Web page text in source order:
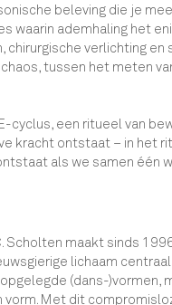
beleving die je
waarin ademhaling het
verlichting en
tussen het meten
cyclus, een ritueel van
kracht ontstaat – in het
als we samen één
Scholten maakt sinds
lichaam centraal
(dans-)vormen,
vorm. Met dit